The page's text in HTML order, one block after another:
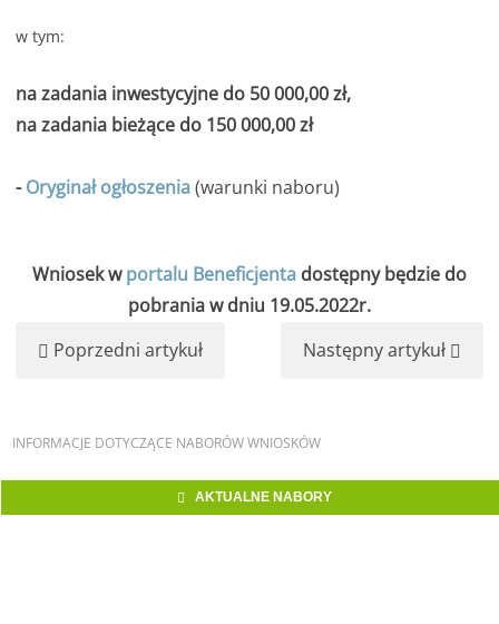
w tym:
na zadania inwestycyjne do 50 000,00 zł,
na zadania bieżące do 150 000,00 zł
-Oryginał ogłoszenia(warunki naboru)
Wniosek wportalu Beneficjenta dostępny będzie do
pobrania w dniu 19.05.2022r.
Poprzedni artykuł
Następny artykuł
INFORMACJE DOTYCZĄCE NABORÓW WNIOSKÓW
AKTUALNE NABORY